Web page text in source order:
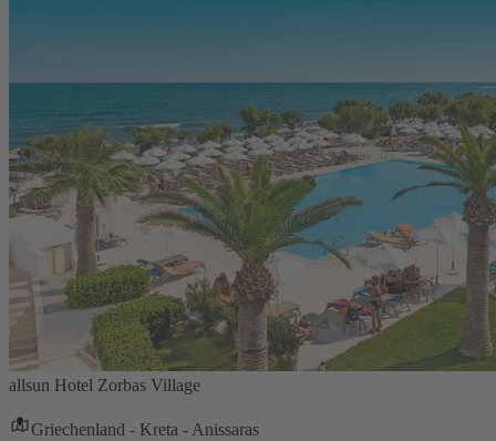
allsun Hotel Zorbas Village
Griechenland - Kreta - Anissaras